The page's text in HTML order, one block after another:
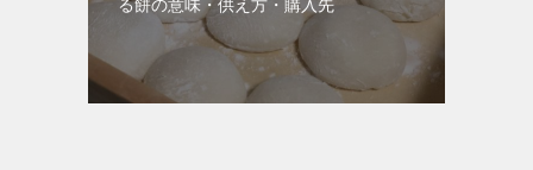
る餅の意味・供え方・購入先